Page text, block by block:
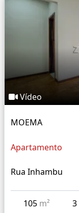
Vídeo
MOEMA
Apartamento
Rua Inhambu
105 m² 3